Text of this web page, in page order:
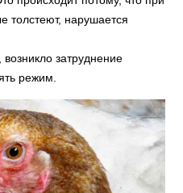
толстеют, нарушается
затруднение
режим.